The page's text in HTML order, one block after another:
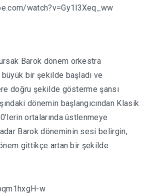
watch?v=Gy1l3Xeq_ww
Barok dönem orkestra
bir şekilde başladı ve
doğru şekilde gösterme şansı
dönemin başlangıcından Klasik
ortalarında üstlenmeye
Barok döneminin sesi belirgin,
gittikçe artan bir şekilde
w